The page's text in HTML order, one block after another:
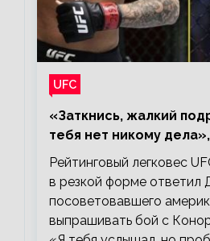
UFC
«Заткнись, жалкий
тебя нет никому
Майкл Чендлер – о
Рейтинговый легковес
в резкой форме ответил
посоветовавшего
выпрашивать бой с